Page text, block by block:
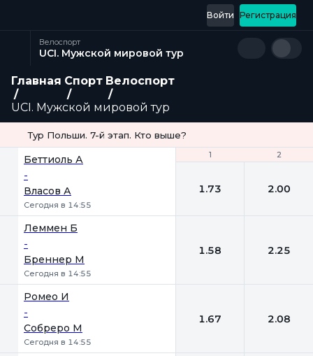
Регистрация
Войти
Велоспорт
UCI. Мужской мировой тур
Главная Спорт Велоспорт
UCI. Мужской мировой тур
Тур Польши. 7-й этап. Кто выше?
1 2
Беттиоль А
-
Власов А
Сегодня в 14:55
1 2
1.73 2.00
Леммен Б
-
Бреннер М
Сегодня в 14:55
1.58 2.25
Ромео И
-
Собреро М
Сегодня в 14:55
1.67 2.08